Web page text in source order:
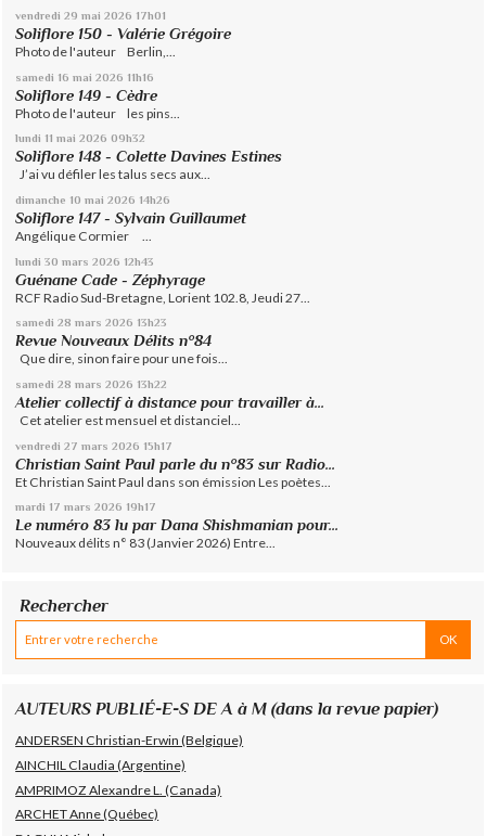
vendredi 29 mai 2026 17h01
Soliflore 150 - Valérie Grégoire
Photo de l'auteur Berlin,...
samedi 16 mai 2026 11h16
Soliflore 149 - Cèdre
Photo de l'auteur les pins...
lundi 11 mai 2026 09h32
Soliflore 148 - Colette Davines Estines
J’ai vu défiler les talus secs aux...
dimanche 10 mai 2026 14h26
Soliflore 147 - Sylvain Guillaumet
Angélique Cormier ...
lundi 30 mars 2026 12h43
Guénane Cade - Zéphyrage
RCF Radio Sud-Bretagne, Lorient 102.8, Jeudi 27...
samedi 28 mars 2026 13h23
Revue Nouveaux Délits n°84
Que dire, sinon faire pour une fois...
samedi 28 mars 2026 13h22
Atelier collectif à distance pour travailler à...
Cet atelier est mensuel et distanciel...
vendredi 27 mars 2026 15h17
Christian Saint Paul parle du n°83 sur Radio...
Et Christian Saint Paul dans son émission Les poètes...
mardi 17 mars 2026 19h17
Le numéro 83 lu par Dana Shishmanian pour...
Nouveaux délits n° 83 (Janvier 2026) Entre...
Rechercher
AUTEURS PUBLIÉ-E-S DE A à M (dans la revue papier)
ANDERSEN Christian-Erwin (Belgique)
AINCHIL Claudia (Argentine)
AMPRIMOZ Alexandre L. (Canada)
ARCHET Anne (Québec)